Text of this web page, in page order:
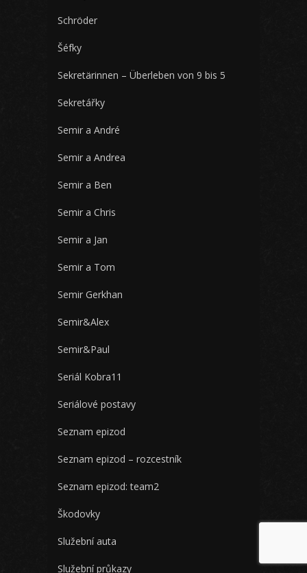
Schröder
Šéfky
Sekretärinnen – Überleben von 9 bis 5
Sekretářky
Semir a André
Semir a Andrea
Semir a Ben
Semir a Chris
Semir a Jan
Semir a Tom
Semir Gerkhan
Semir&Alex
Semir&Paul
Seriál Kobra11
Seriálové postavy
Seznam epizod
Seznam epizod – rozcestník
Seznam epizod: team2
Škodovky
Služební auta
Služební průkazy